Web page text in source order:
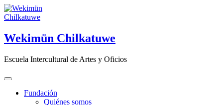
Saltar
al
Wekimün Chilkatuwe
Escuela Intercultural de Artes y Oficios
Fundación
Quiénes somos